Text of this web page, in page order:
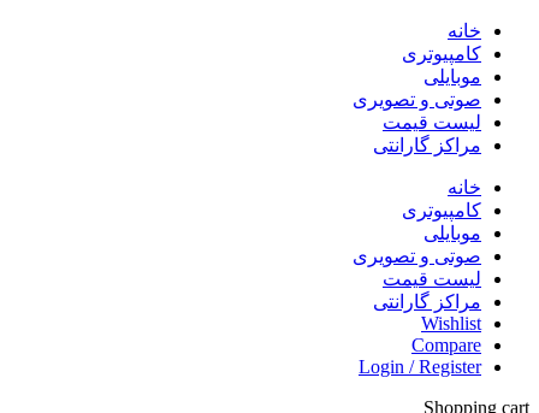
خانه
کامپیوتری
موبایلی
صوتی و تصویری
لیست قیمت
مراکز گارانتی
خانه
کامپیوتری
موبایلی
صوتی و تصویری
لیست قیمت
مراکز گارانتی
Wishlist
Compare
Login / Register
Shopping cart